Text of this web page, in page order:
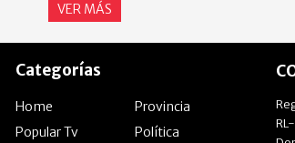
VER MÁS
Categorías
Home
Provincia
Popular Tv
Política